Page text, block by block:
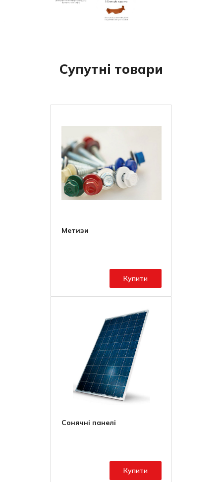
Супутні товари
Метизи
Купити
Сонячні панелі
Купити